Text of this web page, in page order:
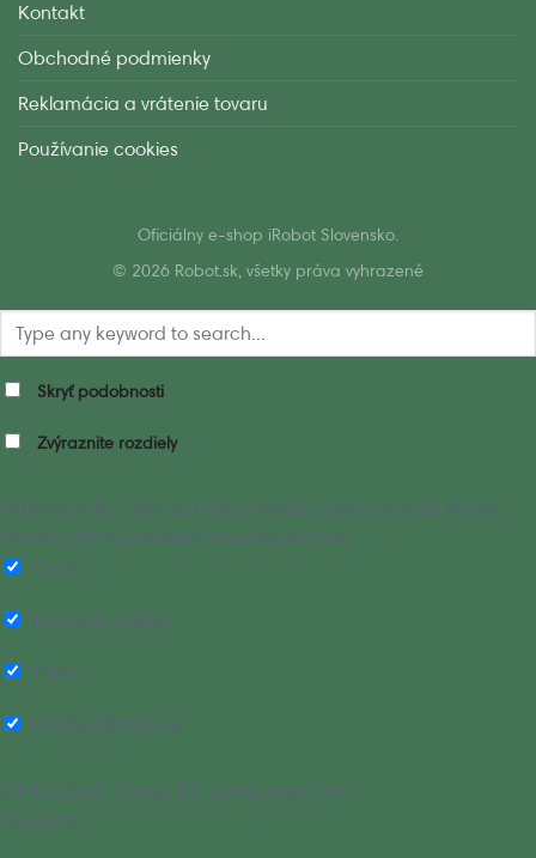
Kontakt
Obchodné podmienky
Reklamácia a vrátenie tovaru
Používanie cookies
Oficiálny e-shop iRobot Slovensko.
© 2026 Robot.sk, všetky práva vyhrazené
Skryť podobnosti
Zvýraznite rozdiely
Vyberte polia, ktoré sa majú zobraziť. Ostatné budú skryté.
Potiahnutím a pustením zmeníte poradie.
Cena
Pridať do košíka
Popis
Ďalšie informácie
Click outside to hide the comparison bar
Porovnať